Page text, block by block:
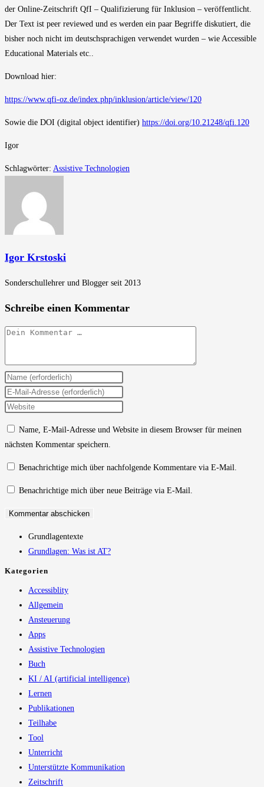
der Online-Zeitschrift QfI – Qualifizierung für Inklusion – veröffentlicht.
Der Text ist peer reviewed und es werden ein paar Begriffe diskutiert, die
bisher noch nicht im deutschsprachigen verwendet wurden – wie Accessible
Educational Materials etc..
Download hier:
https://www.qfi-oz.de/index.php/inklusion/article/view/120
Sowie die DOI (digital object identifier) https://doi.org/10.21248/qfi.120
Igor
Schlagwörter: Assistive Technologien
Igor Krstoski
Sonderschullehrer und Blogger seit 2013
Schreibe einen Kommentar
Kommentar
Gib
deinen
Namen
Benutzernamen
Kommentieren
Gib
deine
zum
ein
Gib
ein
Name, E-Mail-Adresse und Website in diesem Browser für meinen
nächsten Kommentar speichern.
Benachrichtige mich über nachfolgende Kommentare via E-Mail.
Benachrichtige mich über neue Beiträge via E-Mail.
Grundlagentexte
Grundlagen: Was ist AT?
Kategorien
Accessiblity
Allgemein
Ansteuerung
Apps
Assistive Technologien
Buch
KI / AI (artificial intelligence)
Lernen
Publikationen
Teilhabe
Tool
Unterricht
Unterstützte Kommunikation
Zeitschrift